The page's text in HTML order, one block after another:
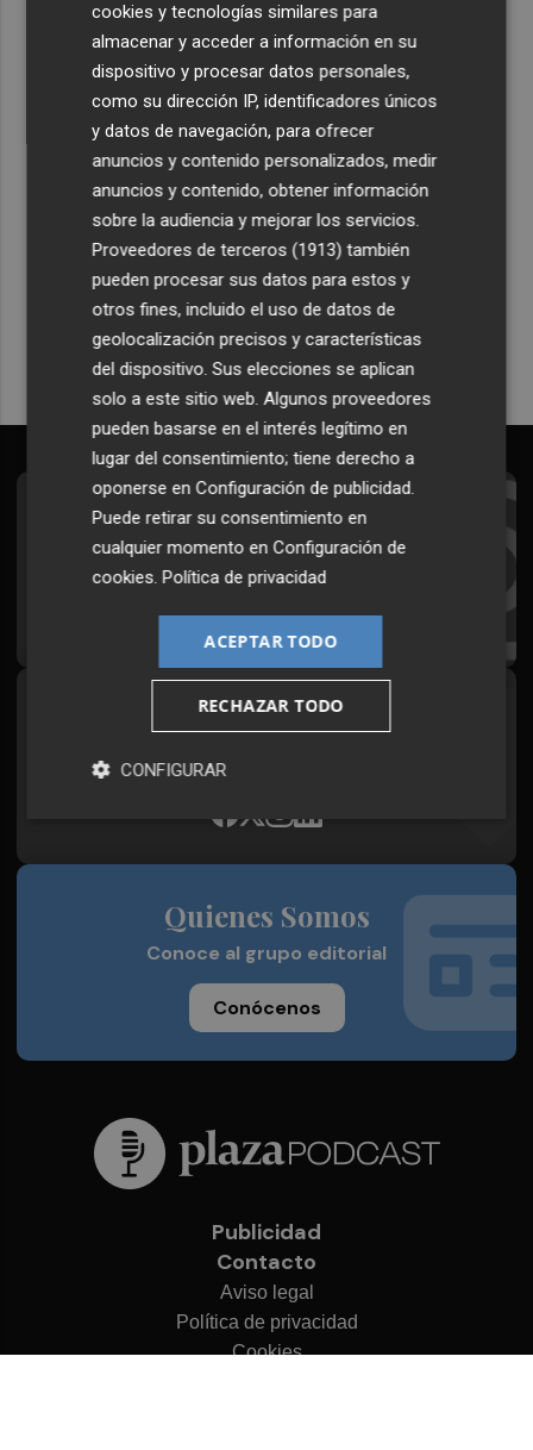
Bétera lleva su ‘aroma de somni’ a todos los rincones de
la Comunitat
Recibe toda la actualidad de
Plaza Podcast en tu correo
Quiero suscribirme
Suscríbete al Boletín
Todos los días a primera hora en tu email
¡Quiero suscribirme!
Síguenos en redes
Plaza Podcast, desde cualquier medio
Quienes Somos
Conoce al grupo editorial
Conócenos
Publicidad
Contacto
Aviso legal
Política de privacidad
Cookies
cookies y tecnologías similares para
almacenar y acceder a información en su
dispositivo y procesar datos personales,
como su dirección IP, identificadores únicos
y datos de navegación, para ofrecer
anuncios y contenido personalizados, medir
anuncios y contenido, obtener información
sobre la audiencia y mejorar los servicios.
Proveedores de terceros (1913) también
pueden procesar sus datos para estos y
otros fines, incluido el uso de datos de
geolocalización precisos y características
del dispositivo. Sus elecciones se aplican
solo a este sitio web. Algunos proveedores
pueden basarse en el interés legítimo en
lugar del consentimiento; tiene derecho a
oponerse enConfiguración de publicidad.
Puede retirar su consentimiento en
cualquier momento enConfiguración de
cookies.Política de privacidad
ACEPTAR TODO
RECHAZAR TODO
CONFIGURAR